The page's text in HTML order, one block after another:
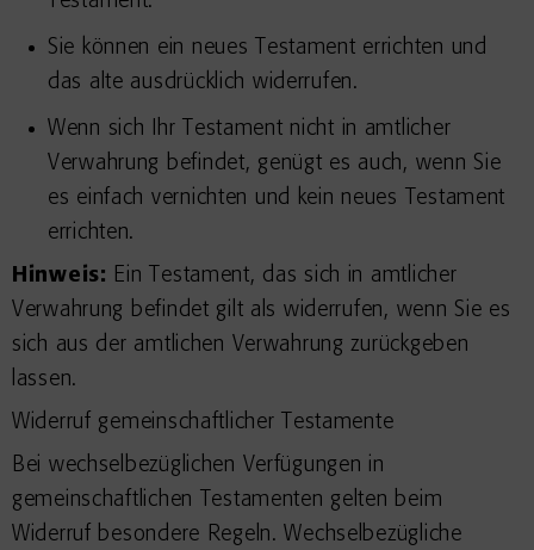
Sie können ein neues Testament errichten und
das alte ausdrücklich widerrufen.
Wenn sich Ihr Testament nicht in amtlicher
Verwahrung befindet, genügt es auch, wenn Sie
es einfach vernichten und kein neues Testament
errichten.
Hinweis: Ein Testament, das sich in amtlicher
Verwahrung befindet gilt als widerrufen, wenn Sie es
sich aus der amtlichen Verwahrung zurückgeben
lassen.
Widerruf gemeinschaftlicher Testamente
Bei wechselbezüglichen Verfügungen in
gemeinschaftlichen Testamenten gelten beim
Widerruf besondere Regeln. Wechselbezügliche